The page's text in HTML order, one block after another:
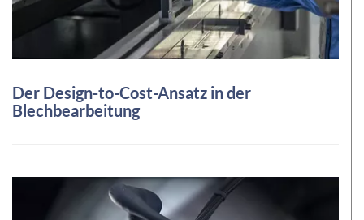
Der Design-to-Cost-Ansatz in der
Blechbearbeitung